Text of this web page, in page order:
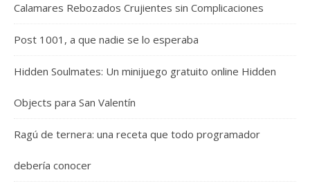
Calamares Rebozados Crujientes sin Complicaciones
Post 1001, a que nadie se lo esperaba
Hidden Soulmates: Un minijuego gratuito online Hidden
Objects para San Valentín
Ragú de ternera: una receta que todo programador
debería conocer